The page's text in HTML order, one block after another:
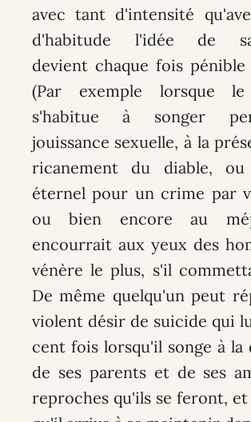
avec tant d'intensité
d'habitude l'idée de
devient chaque fois pénible
(Par exemple lorsque
s'habitue à songer
jouissance sexuelle, à la
ricanement du diable,
éternel pour un crime par
ou bien encore au
encourrait aux yeux des
vénère le plus, s'il
De même quelqu'un peut
violent désir de suicide qui
cent fois lorsqu'il songe à la
de ses parents et de ses
reproches qu'ils se feront,